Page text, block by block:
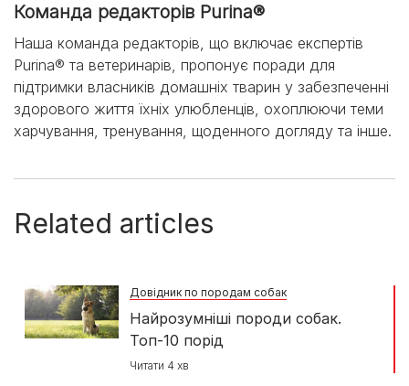
Команда редакторів Purina®
Наша команда редакторів, що включає експертів
Purina® та ветеринарів, пропонує поради для
підтримки власників домашніх тварин у забезпеченні
здорового життя їхніх улюбленців, охоплюючи теми
харчування, тренування, щоденного догляду та інше.
Related articles
Довідник по породам собак
Найрозумніші породи собак.
Топ-10 порід
Читати 4 хв